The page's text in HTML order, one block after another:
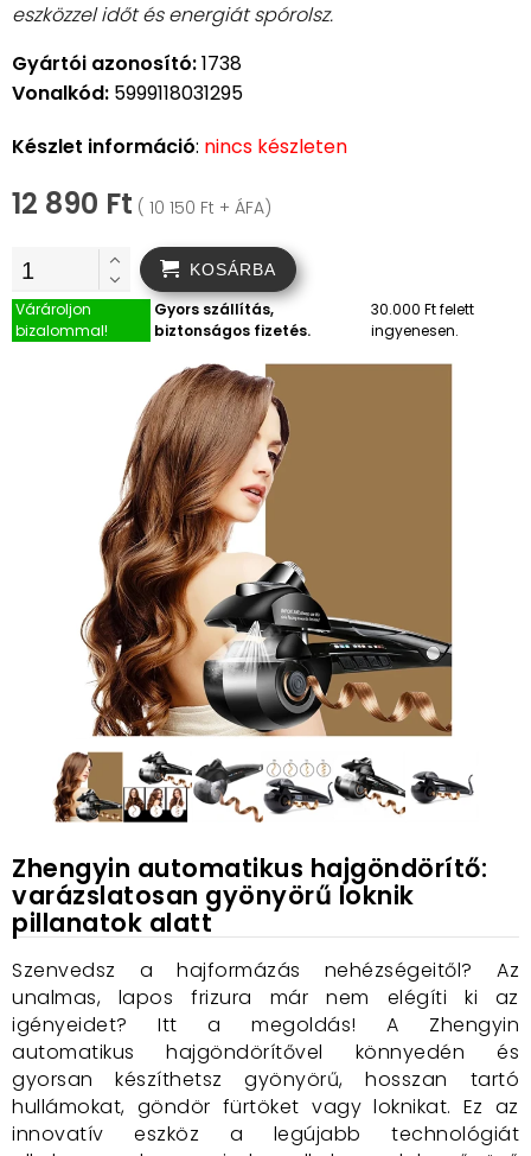
eszközzel időt és energiát spórolsz.
Gyártói azonosító:1738
Vonalkód: 5999118031295
Készlet információ: nincs készleten
12 890 Ft ( 10 150 Ft + ÁFA)
KOSÁRBA
Várároljon
bizalommal!
Gyors szállítás,
biztonságos fizetés.
30.000 Ft felett
ingyenesen.
Zhengyin automatikus hajgöndörítő:
varázslatosan gyönyörű loknik
pillanatok alatt
Szenvedsz a hajformázás nehézségeitől? Az
unalmas, lapos frizura már nem elégíti ki az
igényeidet? Itt a megoldás! A Zhengyin
automatikus hajgöndörítővel könnyedén és
gyorsan készíthetsz gyönyörű, hosszan tartó
hullámokat, göndör fürtöket vagy loknikat. Ez az
innovatív eszköz a legújabb technológiát